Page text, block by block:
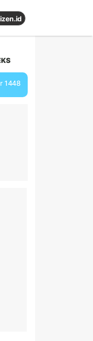
1448